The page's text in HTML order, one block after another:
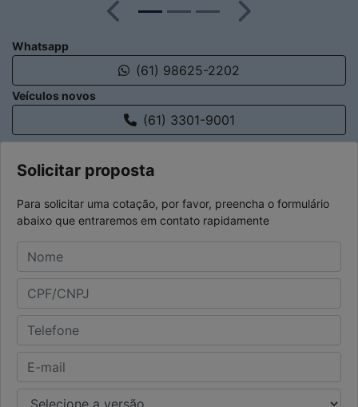
Solicitar proposta
Para solicitar uma cotação, por favor, preencha o formulário
abaixo que entraremos em contato rapidamente
Anterior Próximo
Whatsapp
(61) 98625-2202
Veículos novos
(61) 3301-9001